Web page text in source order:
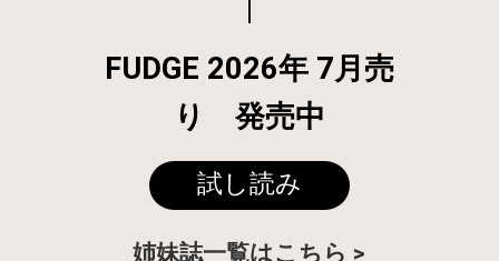
FUDGE 2026年 7月売
り 発売中
試し読み
姉妹誌一覧はこちら